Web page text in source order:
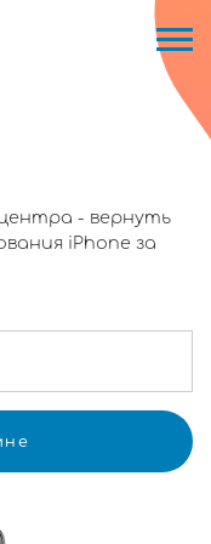
- вернуть
iPhone за